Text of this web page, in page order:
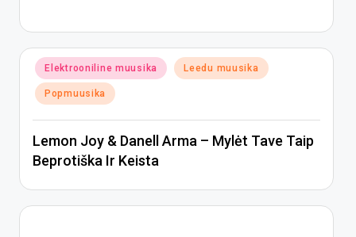
Posted
in
Elektrooniline muusika Leedu muusika
Popmuusika
Lemon Joy & Danell Arma – Mylėt Tave Taip
Beprotiška Ir Keista